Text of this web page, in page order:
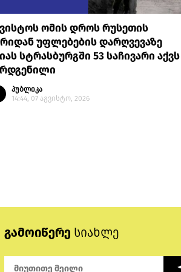
ომის დროს რუსეთის
უფლებების დარღვევაზე
სტრასბურგში 53 საჩივარი აქვს
პუბლიკა
14:44, 07 აგვისტო, 2026
გამოიწერე სიახლე